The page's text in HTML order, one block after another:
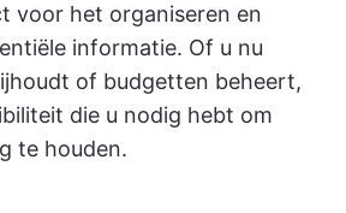
voor het organiseren en
informatie. Of u nu
of budgetten beheert,
die u nodig hebt om
te houden.